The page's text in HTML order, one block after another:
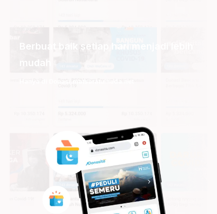
Berbuat baik setiap hari menjadi lebih
mudah